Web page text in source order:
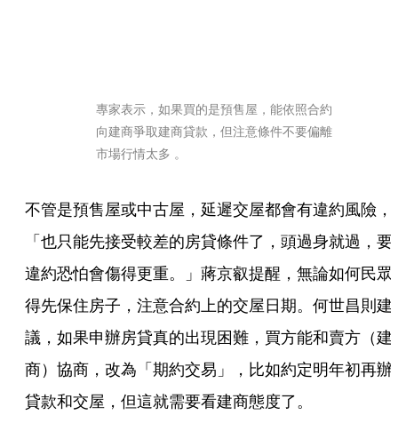
專家表示，如果買的是預售屋，能依照合約
向建商爭取建商貸款，但注意條件不要偏離
市場行情太多 。
不管是預售屋或中古屋，延遲交屋都會有違約風險，
「也只能先接受較差的房貸條件了，頭過身就過，要
違約恐怕會傷得更重。」蔣京叡提醒，無論如何民眾
得先保住房子，注意合約上的交屋日期。何世昌則建
議，如果申辦房貸真的出現困難，買方能和賣方（建
商）協商，改為「期約交易」，比如約定明年初再辦
貸款和交屋，但這就需要看建商態度了。